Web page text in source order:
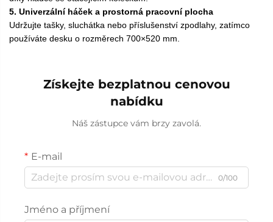
5. Univerzální háček a prostorná pracovní plocha
Udržujte tašky, sluchátka nebo příslušenství zpodlahy, zatímco
používáte desku o rozměrech 700×520 mm.
Získejte bezplatnou cenovou
nabídku
Náš zástupce vám brzy zavolá.
E-mail
0/100
Jméno a příjmení